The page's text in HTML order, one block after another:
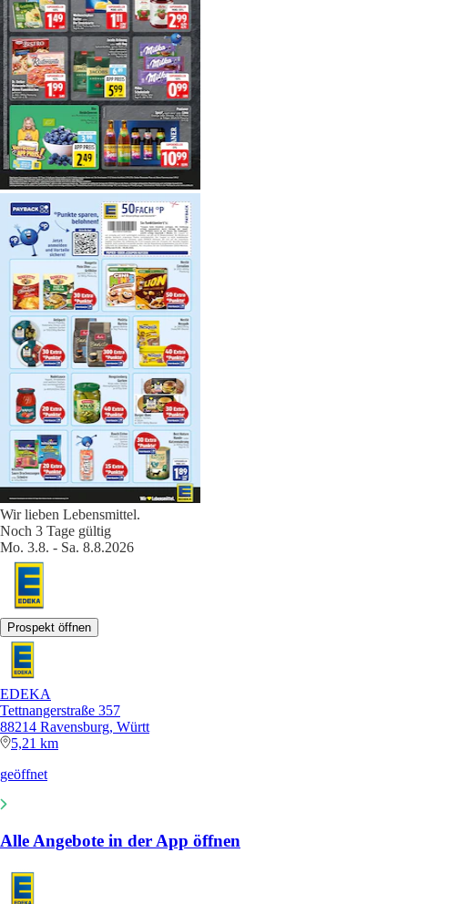
Wir lieben Lebensmittel.
Noch 3 Tage gültig
Mo. 3.8. - Sa. 8.8.2026
Prospekt öffnen
EDEKA
Tettnangerstraße 357
88214 Ravensburg, Württ
5,21 km
geöffnet
Alle Angebote in der App öffnen